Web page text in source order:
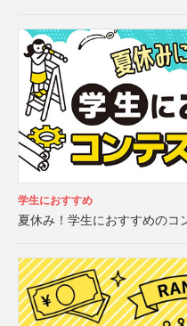
学生におすすめ
夏休み！学生におすすめのコ